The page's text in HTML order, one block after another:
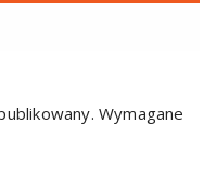
Wymagane